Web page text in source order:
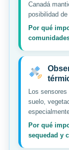
Canadá
posibilidad
Por qué
Los
suelo,
Por qué
sequedad y